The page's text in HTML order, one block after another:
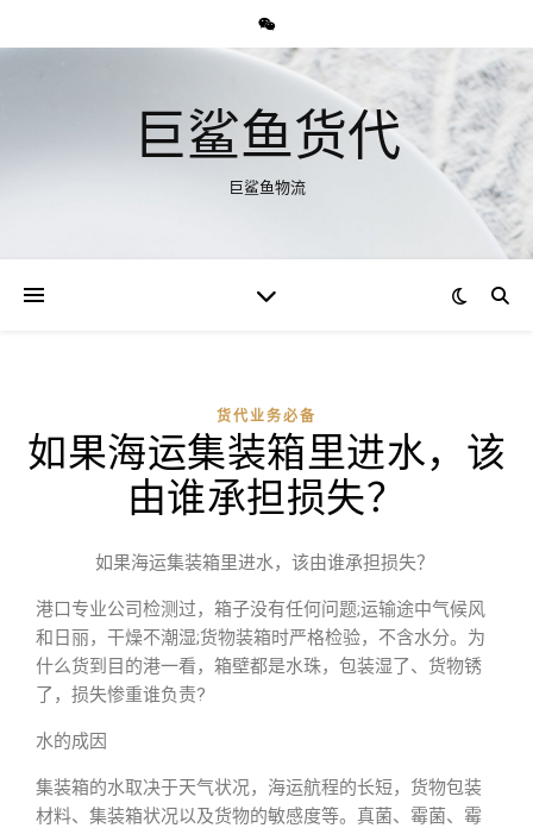
巨鲨鱼货代
巨鲨鱼物流
货代业务必备
如果海运集装箱里进水，该
由谁承担损失？
如果海运集装箱里进水，该由谁承担损失？
港口专业公司检测过，箱子没有任何问题;运输途中气候风
和日丽，干燥不潮湿;货物装箱时严格检验，不含水分。为
什么货到目的港一看，箱壁都是水珠，包装湿了、货物锈
了，损失惨重谁负责?
水的成因
集装箱的水取决于天气状况，海运航程的长短，货物包装
材料、集装箱状况以及货物的敏感度等。真菌、霉菌、霉